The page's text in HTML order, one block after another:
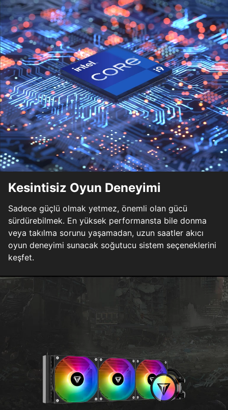
Kesintisiz Oyun Deneyimi
Sadece güçlü olmak yetmez, önemli olan gücü
sürdürebilmek. En yüksek performansta bile donma
veya takılma sorunu yaşamadan, uzun saatler akıcı
oyun deneyimi sunacak soğutucu sistem seçeneklerini
keşfet.